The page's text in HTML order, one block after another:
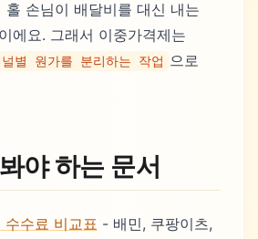
홀 손님이 배달비를 대신 내는
에요. 그래서 이중가격제는
널별 원가를 분리하는 작업
으로
야 하는 문서
수료 비교표 - 배민, 쿠팡이츠,